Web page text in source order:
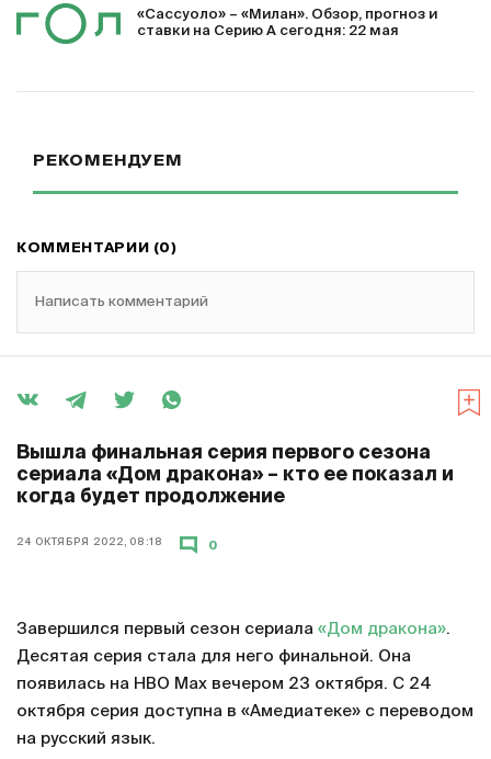
«Сассуоло» – «Милан». Обзор, прогноз и
ставки на Серию А сегодня: 22 мая
РЕКОМЕНДУЕМ
КОММЕНТАРИИ (0)
Написать комментарий
Вышла финальная серия первого сезона
сериала «Дом дракона» – кто ее показал и
когда будет продолжение
24 ОКТЯБРЯ 2022, 08:18 0
Завершился первый сезон сериала «Дом дракона».
Десятая серия стала для него финальной. Она
появилась на HBO Max вечером 23 октября. С 24
октября серия доступна в «Амедиатеке» с переводом
на русский язык.